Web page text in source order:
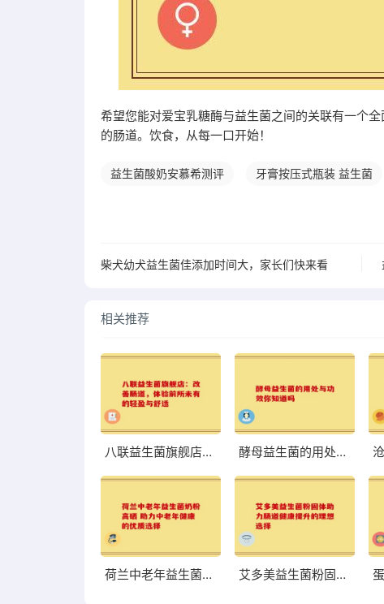
希望您能对爱宝乳糖酶与益生菌之间的关联有一个
的肠道。饮食，从每一口开始！
益生菌酸奶安慕希测评 牙膏按压式瓶装 益生菌
柴犬幼犬益生菌佳添加时间大，家长们快来看
相关推荐
八联益生菌旗舰店：改善肠道，体验前所未有的轻盈与舒适 酵母益生菌的用处与功效你知道吗
荷兰中老年益生菌奶粉高硒 助力中老年健康的优质选择 艾多美益生菌粉固体助力肠道健康提升的理想选择